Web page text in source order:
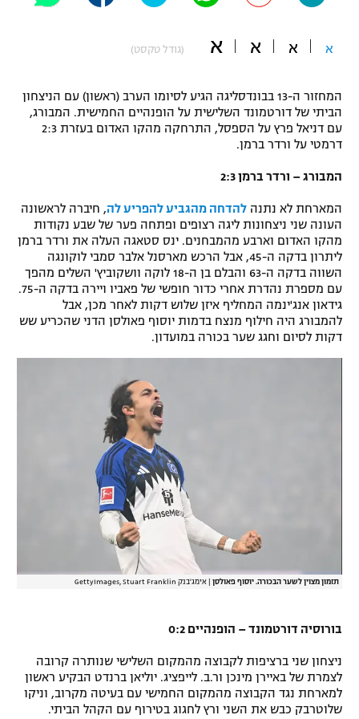
תקנון משתתפים וזוכים בפרסים
תקנון עבור פעילות ספורט 1 – "מרלן"
טניס
גיימינג E-Sports
תנאי שימוש
מדיניות פרטיות
תקנון פעילות ספורט 1
כדורמים
פוטבול אמריקאי NFL
ספורט אתגרי ואקסטרים
אומנויות לחימה
גיימינג E-Sports
א א א א (גודל טקסט)
המחזור ה-13 בבונדסליגה הגיע לסיומו הערב (ראשון) עם הניצחון
הביתי של דורטמונד השלישית על הופנהיים החמישית. המבורג,
עם דניאל פרץ על הספסל, התרחקה מהקו האדום בעזרת 2:3
דרמטי על ורדר ברמן.
המבורג – ורדר ברמן 2:3
המארחת לא נתנה להדחה מהגביע להפריע לה, חיברה לראשונה
העונה שני ניצחונות ליגה רצופים ופתחה פער של שבע נקודות
מהקו האדום וארבע מהמבחנים. ינס סטאגה העלה את ורדר ברמן
ליתרון בדקה ה-45, אבל הרכש מארסנל אלבר סמבי לוקונגה
השווה בדקה ה-63 והבלם בן ה-18 לוקה וושקוביץ' השלים מהפך
עם מספרת נהדרת אחרי כדור חופשי של פאביו ויירה בדקה ה-75.
גידאון אנג'ינמה המחליף איזן שלוש דקות לאחר מכן, אבל
להמבורג היה חילוף מנצח בדמות יוסוף פאולסן הדני שהכריע שש
דקות לסיום וחגג שער בכורה במועדון.
תזמון מצוין לשער הבכורה. יוסוף פאולסן אימג'בנק GettyImages, Stuart Franklin
בורוסיה דורטמונד – הופנהיים 0:2
ניצחון שני ברציפות לקבוצה מהמקום השלישי שנותרה קרובה
לצמרת של באיירן מינכן ור.ב. לייפציג. יוליאן ברנדט הבקיע ראשון
למארחת נגד הקבוצה מהמקום החמישי עם בעיטה מקרוב, וניקו
שלוטרבק כבש את השני ורץ לחגוג בטירוף עם הקהל הביתי.